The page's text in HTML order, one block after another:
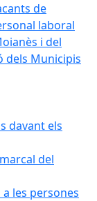
de
laboral
i del
dels Municipis
davant els
del
les persones